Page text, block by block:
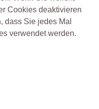
Cookies deaktivieren
dass Sie jedes Mal
verwendet werden.